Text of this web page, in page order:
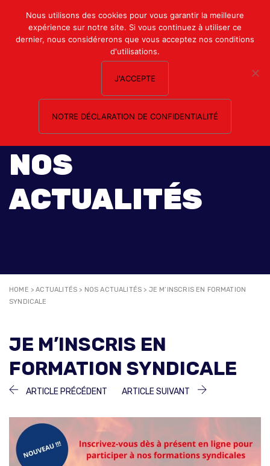
Mon compte
Nous contacter
NOS
ACTUALITÉS
HOME >ACTUALITÉS > NOS ACTUALITÉS > JE M’INSCRIS EN FORMATION
SYNDICALE
JE M’INSCRIS EN
FORMATION SYNDICALE
NAVIGATION
L’ARTICLE
ARTICLE PRÉCÉDENT ARTICLE
ARTICLE SUIVANT
ARTICLE
Nous utilisons des cookies pour vous garantir la meilleure
expérience sur notre site. Si vous continuez à utiliser ce
dernier, nous considérerons que vous acceptez nos conditions
d'utilisations.
J'ACCEPTE
NOTRE DÉCLARATION DE CONFIDENTIALITÉ